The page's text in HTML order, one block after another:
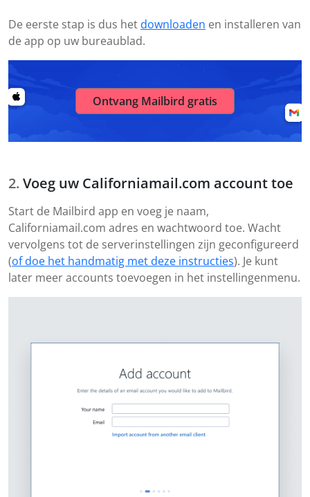
De eerste stap is dus het downloaden en installeren van
de app op uw bureaublad.
Ontvang Mailbird gratis
Voeg uw Californiamail.com account toe
Start de Mailbird app en voeg je naam,
Californiamail.com adres en wachtwoord toe. Wacht
vervolgens tot de serverinstellingen zijn geconfigureerd
(of doe het handmatig met deze instructies). Je kunt
later meer accounts toevoegen in het instellingenmenu.